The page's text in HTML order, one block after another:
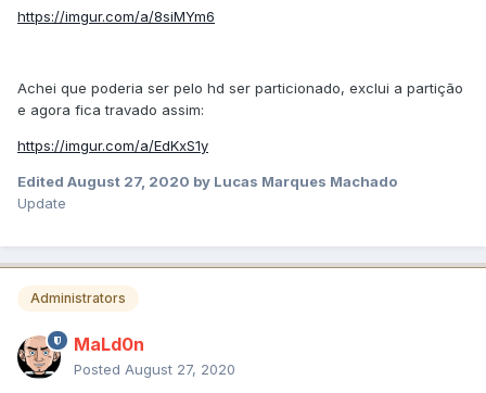
https://imgur.com/a/8siMYm6
Achei que poderia ser pelo hd ser particionado, exclui a partição
e agora fica travado assim:
https://imgur.com/a/EdKxS1y
Edited August 27, 2020 by Lucas Marques Machado
Update
Administrators
MaLd0n
Posted August 27, 2020